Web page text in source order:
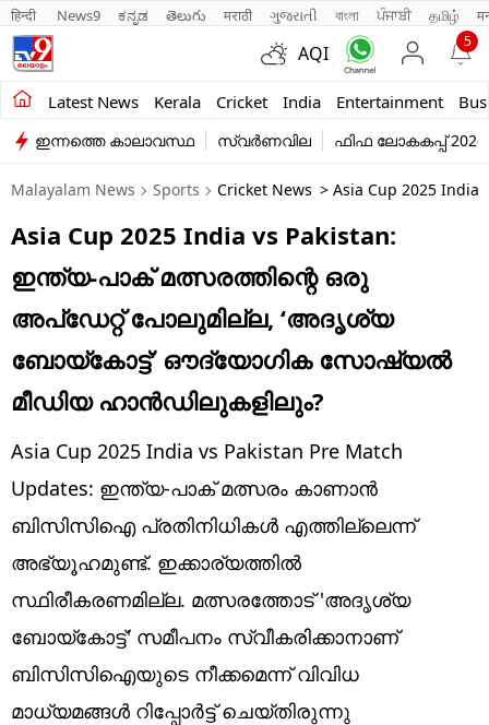
हिन्दी News9 ಕನ್ನಡ తెలుగు मराठी ગુજરાતી বাংলা ਪੰਜਾਬੀ தமிழ்
AQI
5
Latest News Kerala Cricket India Entertainment
Kerala
India
Entertainment
Business
Education
Lifestyle
world
Technology
Web Story
Photo
Short Videos
ഇന്നത്തെ കാലാവസ്ഥ സ്വർണവില ഫിഫ ലോകകപ്പ് 2026
Malayalam News Sports Cricket News > Asia Cup 2025 India
Asia Cup 2025 India vs Pakistan:
ഇന്ത്യ-പാക് മത്സരത്തിന്റെ ഒരു
അപ്‌ഡേറ്റ് പോലുമില്ല, ‘അദൃശ്യ
ബോയ്‌കോട്ട്’ ഔദ്യോഗിക സോഷ്യല്‍
മീഡിയ ഹാന്‍ഡിലുകളിലും?
Asia Cup 2025 India vs Pakistan Pre Match
Updates: ഇന്ത്യ-പാക് മത്സരം കാണാന്‍
ബിസിസിഐ പ്രതിനിധികള്‍ എത്തില്ലെന്ന്
അഭ്യൂഹമുണ്ട്. ഇക്കാര്യത്തില്‍
സ്ഥിരീകരണമില്ല. മത്സരത്തോട് 'അദൃശ്യ
ബോയ്‌കോട്ട്' സമീപനം സ്വീകരിക്കാനാണ്
ബിസിസിഐയുടെ നീക്കമെന്ന് വിവിധ
മാധ്യമങ്ങള്‍ റിപ്പോര്‍ട്ട് ചെയ്തിരുന്നു